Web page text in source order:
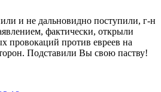
и не дальновидно поступили, г-н
фактически, открыли
провокаций против евреев на
Подставили Вы свою паству!